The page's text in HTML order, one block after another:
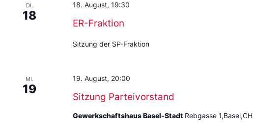
DI.
18
ER-Fraktion
18. August, 19:30
Sitzung der SP-Fraktion
MI.
19
Sitzung Parteivorstand
19. August, 20:00
Gewerkschaftshaus Basel-Stadt Rebgasse 1,Basel,CH